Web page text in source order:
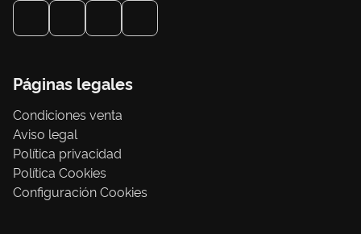
Páginas legales
Condiciones venta
Aviso legal
Política privacidad
Política Cookies
Configuración Cookies